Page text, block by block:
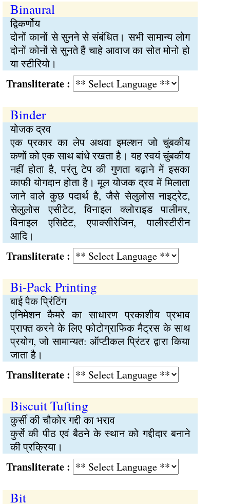
Binaural
द्विकर्णोय
दोनों कानों से सुनने से संबंधित। सभी सामान्य लोग
दोनों कोनों से सुनते हैं चाहे आवाज का सोत मोनो हो
या स्टीरियो।
:
Binder
योजक द्रव
एक प्रकार का लेप अथवा इमल्शन जो चुंबकीय
कणों को एक साथ बांधे रखता है। यह स्वयं चुंबकीय
नहीं होता है, परंतु टेप की गुणता बढ़ाने में इसका
काफी योगदान होता है। मूल योजक द्रव में मिलाता
जाने वाले कुछ पदार्थ है, जैसे सेलुलोस नाइट्रेट,
सेलुलोस एसीटेट, विनाइल क्लोराइड पालीमर,
विनाइल एसिटेट, एपाक्सीरेजिन, पालीस्टीरीन
आदि।
:
Bi-Pack Printing
बाई पैक प्रिंटिंग
एनिमेशन कैमरे का साधारण प्रकाशीय प्रभाव
प्राफ्त करने के लिए फोटोग्राफिक मैट्रस के साथ
प्रयोग, जो सामान्यत: ऑप्टीकल प्रिंटर द्वारा किया
जाता है।
:
Biscuit Tufting
कुर्सी की चौकोर गद्दी का भराव
कुर्से की पीठ एवं बैठने के स्थान को गद्दीदार बनाने
की प्रक्रिया।
:
Bit